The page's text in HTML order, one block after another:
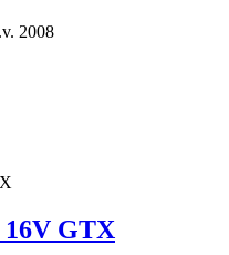
2008
16V GTX